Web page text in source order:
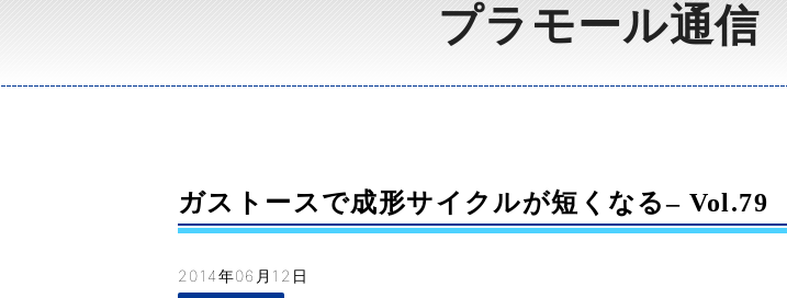
プラモール通信
ガストースで成形サイクルが短くなる– Vol.79
2014年06月12日